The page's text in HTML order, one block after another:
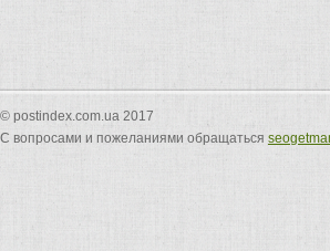
© postindex.com.ua 2017
С вопросами и пожеланиями обращаться